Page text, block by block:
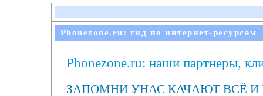
Phonezone.ru: гид по интернет-ресурсам
Phonezone.ru: наши партнеры,
ЗАПОМНИ УНАС КАЧАЮТ ВСЁ И